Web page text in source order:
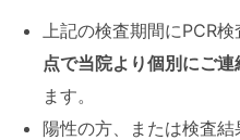
上記の検査期間にPCR
点で当院より個別にご
ます。
陽性の方、または検査